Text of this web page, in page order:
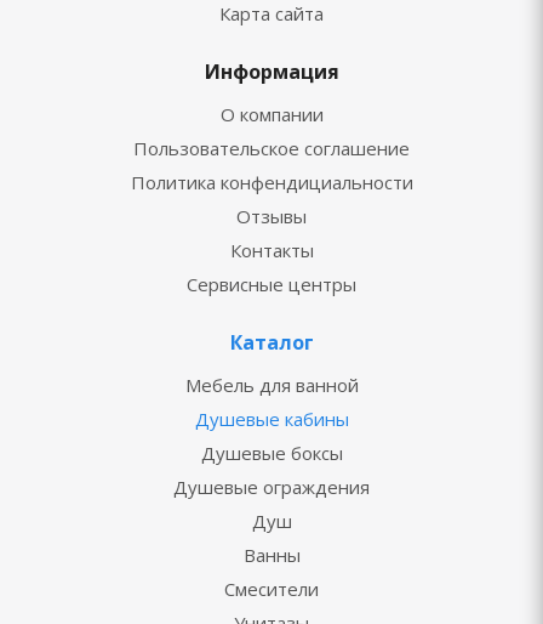
Карта сайта
Информация
О компании
Пользовательское соглашение
Политика конфендициальности
Отзывы
Контакты
Сервисные центры
Каталог
Мебель для ванной
Душевые кабины
Душевые боксы
Душевые ограждения
Душ
Ванны
Смесители